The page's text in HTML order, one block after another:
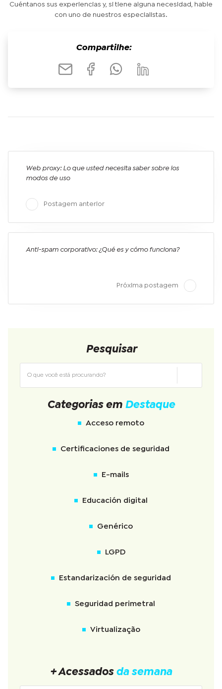
Cuéntanos sus experiencias y, si tiene alguna necesidad, hable
con uno de nuestros especialistas.
Compartilhe:
Web proxy: Lo que usted necesita saber sobre los
modos de uso
Postagem anterior
Anti-spam corporativo: ¿Qué es y cómo funciona?
Próxima postagem
Pesquisar
Categorias em Destaque
Acceso remoto
Certificaciones de seguridad
E-mails
Educación digital
Genérico
LGPD
Estandarización de seguridad
Seguridad perimetral
Virtualização
+ Acessados da semana